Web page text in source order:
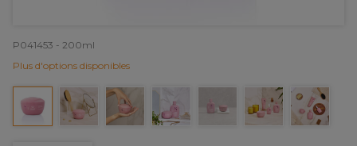
P041453 - 200ml
Plus d'options disponibles